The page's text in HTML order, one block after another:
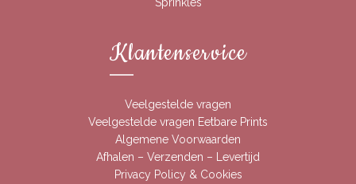
Klantenservice
Veelgestelde vragen
Veelgestelde vragen Eetbare Prints
Algemene Voorwaarden
Afhalen – Verzenden – Levertijd
Privacy Policy & Cookies